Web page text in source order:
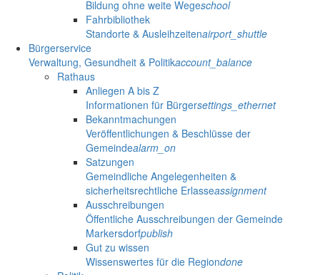
Bildung ohne weite Wegeschool
Fahrbibliothek
Standorte & Ausleihzeitenairport_shuttle
Bürgerservice
Verwaltung, Gesundheit & Politikaccount_balance
Rathaus
Anliegen A bis Z
Informationen für Bürgersettings_ethernet
Bekanntmachungen
Veröffentlichungen & Beschlüsse der
Gemeindealarm_on
Satzungen
Gemeindliche Angelegenheiten &
sicherheitsrechtliche Erlasseassignment
Ausschreibungen
Öffentliche Ausschreibungen der Gemeinde
Markersdorfpublish
Gut zu wissen
Wissenswertes für die Regiondone